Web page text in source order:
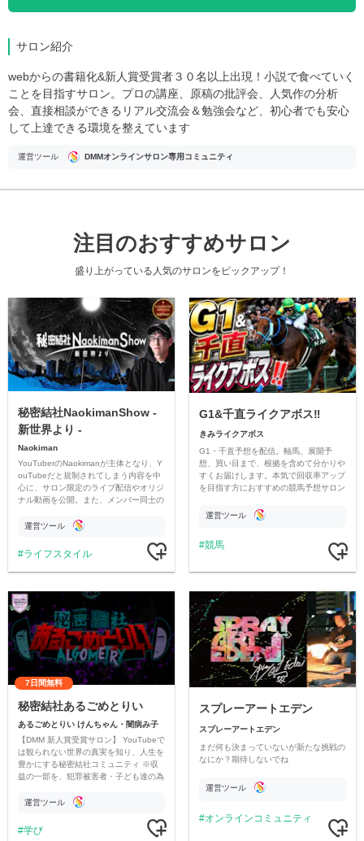
サロン紹介
webからの書籍化&新人賞受賞者３０名以上出現！小説で食べていく
ことを目指すサロン。プロの講座、原稿の批評会、人気作の分析
会、直接相談ができるリアル交流会＆勉強会など、初心者でも安心
して上達できる環境を整えています
運営ツール DMMオンラインサロン専用コミュニティ
注目のおすすめサロン
盛り上がっている人気のサロンをピックアップ！
秘密結社NaokimanShow -
新世界より -
Naokiman
YouTuberのNaokimanが主体となり、Y
ouTubeだと規制されてしまう内容を中
心に、サロン限定のライブ配信やオリジ
ナル動画を公開。また、メンバー同士の
ただいています。
運営ツール
ライフスタイル
G1&千直ライクアボス‼️
きみライクアボス
G1・千直予想を配信。軸馬、展開予
想、買い目まで、根拠を含めて分かりや
すくお届けします。本気で回収率アップ
を目指す方におすすめの競馬予想サロン
運営ツール
競馬
7日間無料
秘密結社あるごめとりい
あるごめとりい けんちゃん・闇病み子
【DMM 新人賞受賞サロン】 YouTubeで
は観られない世界の真実を知り、人生を
豊かにする秘密結社コミュニティ ※収
益の一部を、犯罪被害者・子ども達の為
す運営ツール
学び
スプレーアートエデン
スプレーアートエデン
まだ何も決まっていないが新たな挑戦の
なにか？期待しないでね
運営ツール
オンラインコミュニティ